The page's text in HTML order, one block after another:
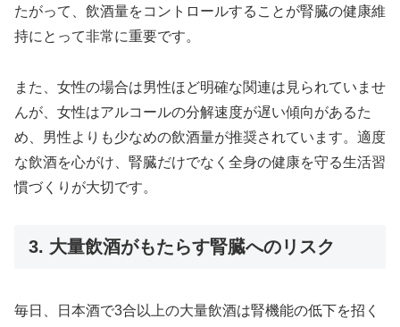
たがって、飲酒量をコントロールすることが腎臓の健康維
持にとって非常に重要です。
また、女性の場合は男性ほど明確な関連は見られていませ
んが、女性はアルコールの分解速度が遅い傾向があるた
め、男性よりも少なめの飲酒量が推奨されています。適度
な飲酒を心がけ、腎臓だけでなく全身の健康を守る生活習
慣づくりが大切です。
3. 大量飲酒がもたらす腎臓へのリスク
毎日、日本酒で3合以上の大量飲酒は腎機能の低下を招く